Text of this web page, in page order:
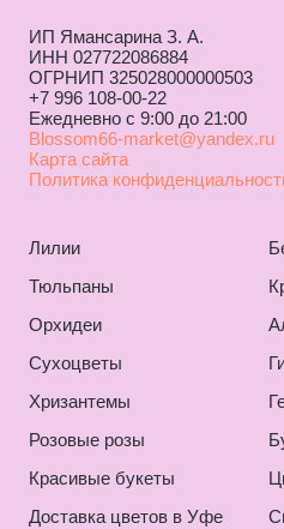
ИП Ямансарина З. А.
ИНН 027722086884
ОГРНИП 325028000000503
+7 996 108-00-22
Ежедневно с 9:00 до 21:00
Blossom66-market@yandex.ru
Карта сайта
Политика
Лилии
Тюльпаны
Орхидеи
Сухоцветы
Хризантемы
Розовые розы
Красивые букеты
Доставка цветов в Уфе